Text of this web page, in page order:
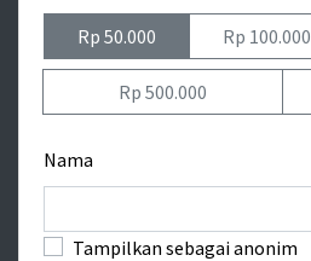
Rp 50.000 Rp 100.000
Rp 500.000
Nama
Tampilkan sebagai anonim